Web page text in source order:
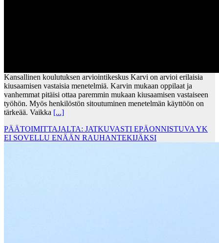
Kansallinen koulutuksen arviointikeskus Karvi on arvioi erilaisia
kiusaamisen vastaisia menetelmiä. Karvin mukaan oppilaat ja
vanhemmat pitäisi ottaa paremmin mukaan kiusaamisen vastaiseen
työhön. Myös henkilöstön sitoutuminen menetelmän käyttöön on
tärkeää. Vaikka [...]
PÄÄTOIMITTAJALTA: JATKUVASTI EPÄONNISTUVA YK
EI SOVELLU ENÄÄN RAUHANTEKIJÄKSI